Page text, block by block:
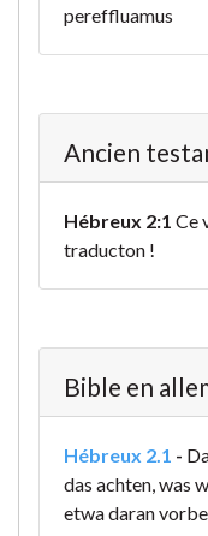
pereffluamus
Ancien
Hébreux 2:1 Ce
traducton !
Bible en
Hébreux 2.1 -
das achten, was
etwa daran